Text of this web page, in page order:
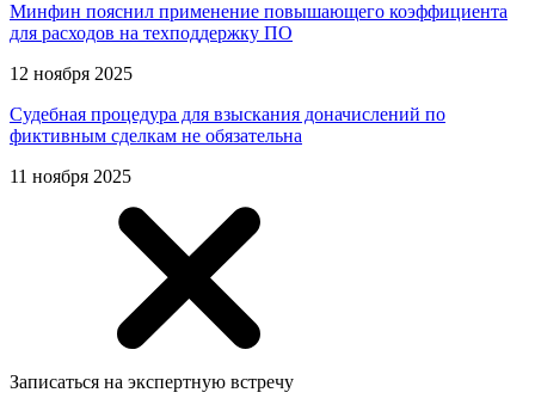
Минфин пояснил применение повышающего коэффициента
для расходов на техподдержку ПО
12 ноября 2025
Судебная процедура для взыскания доначислений по
фиктивным сделкам не обязательна
11 ноября 2025
Записаться на экспертную встречу